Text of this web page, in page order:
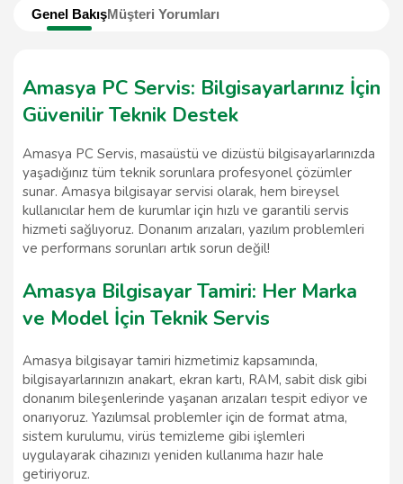
Genel BakışMüşteri Yorumları
Amasya PC Servis: Bilgisayarlarınız İçin
Güvenilir Teknik Destek
Amasya PC Servis, masaüstü ve dizüstü bilgisayarlarınızda
yaşadığınız tüm teknik sorunlara profesyonel çözümler
sunar. Amasya bilgisayar servisi olarak, hem bireysel
kullanıcılar hem de kurumlar için hızlı ve garantili servis
hizmeti sağlıyoruz. Donanım arızaları, yazılım problemleri
ve performans sorunları artık sorun değil!
Amasya Bilgisayar Tamiri: Her Marka
ve Model İçin Teknik Servis
Amasya bilgisayar tamiri hizmetimiz kapsamında,
bilgisayarlarınızın anakart, ekran kartı, RAM, sabit disk gibi
donanım bileşenlerinde yaşanan arızaları tespit ediyor ve
onarıyoruz. Yazılımsal problemler için de format atma,
sistem kurulumu, virüs temizleme gibi işlemleri
uygulayarak cihazınızı yeniden kullanıma hazır hale
getiriyoruz.